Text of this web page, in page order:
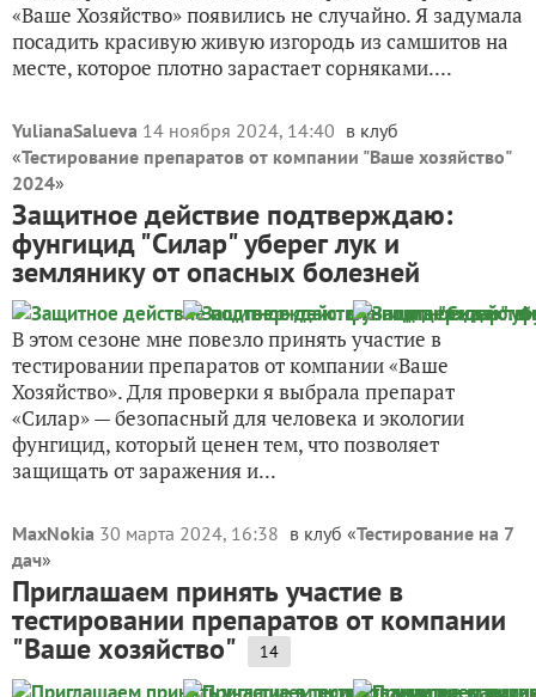
«Ваше Хозяйство» появились не случайно. Я задумала
посадить красивую живую изгородь из самшитов на
месте, которое плотно зарастает сорняками....
YulianaSalueva 14 ноября 2024, 14:40 в клуб
«Тестирование препаратов от компании "Ваше хозяйство"
2024»
Защитное действие подтверждаю:
фунгицид "Силар" уберег лук и
землянику от опасных болезней
В этом сезоне мне повезло принять участие в
тестировании препаратов от компании «Ваше
Хозяйство». Для проверки я выбрала препарат
«Силар» — безопасный для человека и экологии
фунгицид, который ценен тем, что позволяет
защищать от заражения и...
MaxNokia 30 марта 2024, 16:38 в клуб «Тестирование на 7
дач»
Приглашаем принять участие в
тестировании препаратов от компании
"Ваше хозяйство" 14